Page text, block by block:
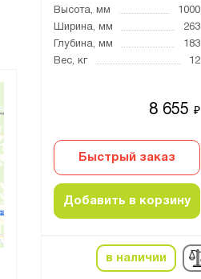
Высота, мм
1000
Ширина, мм
263
Глубина, мм
183
Вес, кг
12
8 655 ₽
Быстрый заказ
Добавить в корзину
в наличии